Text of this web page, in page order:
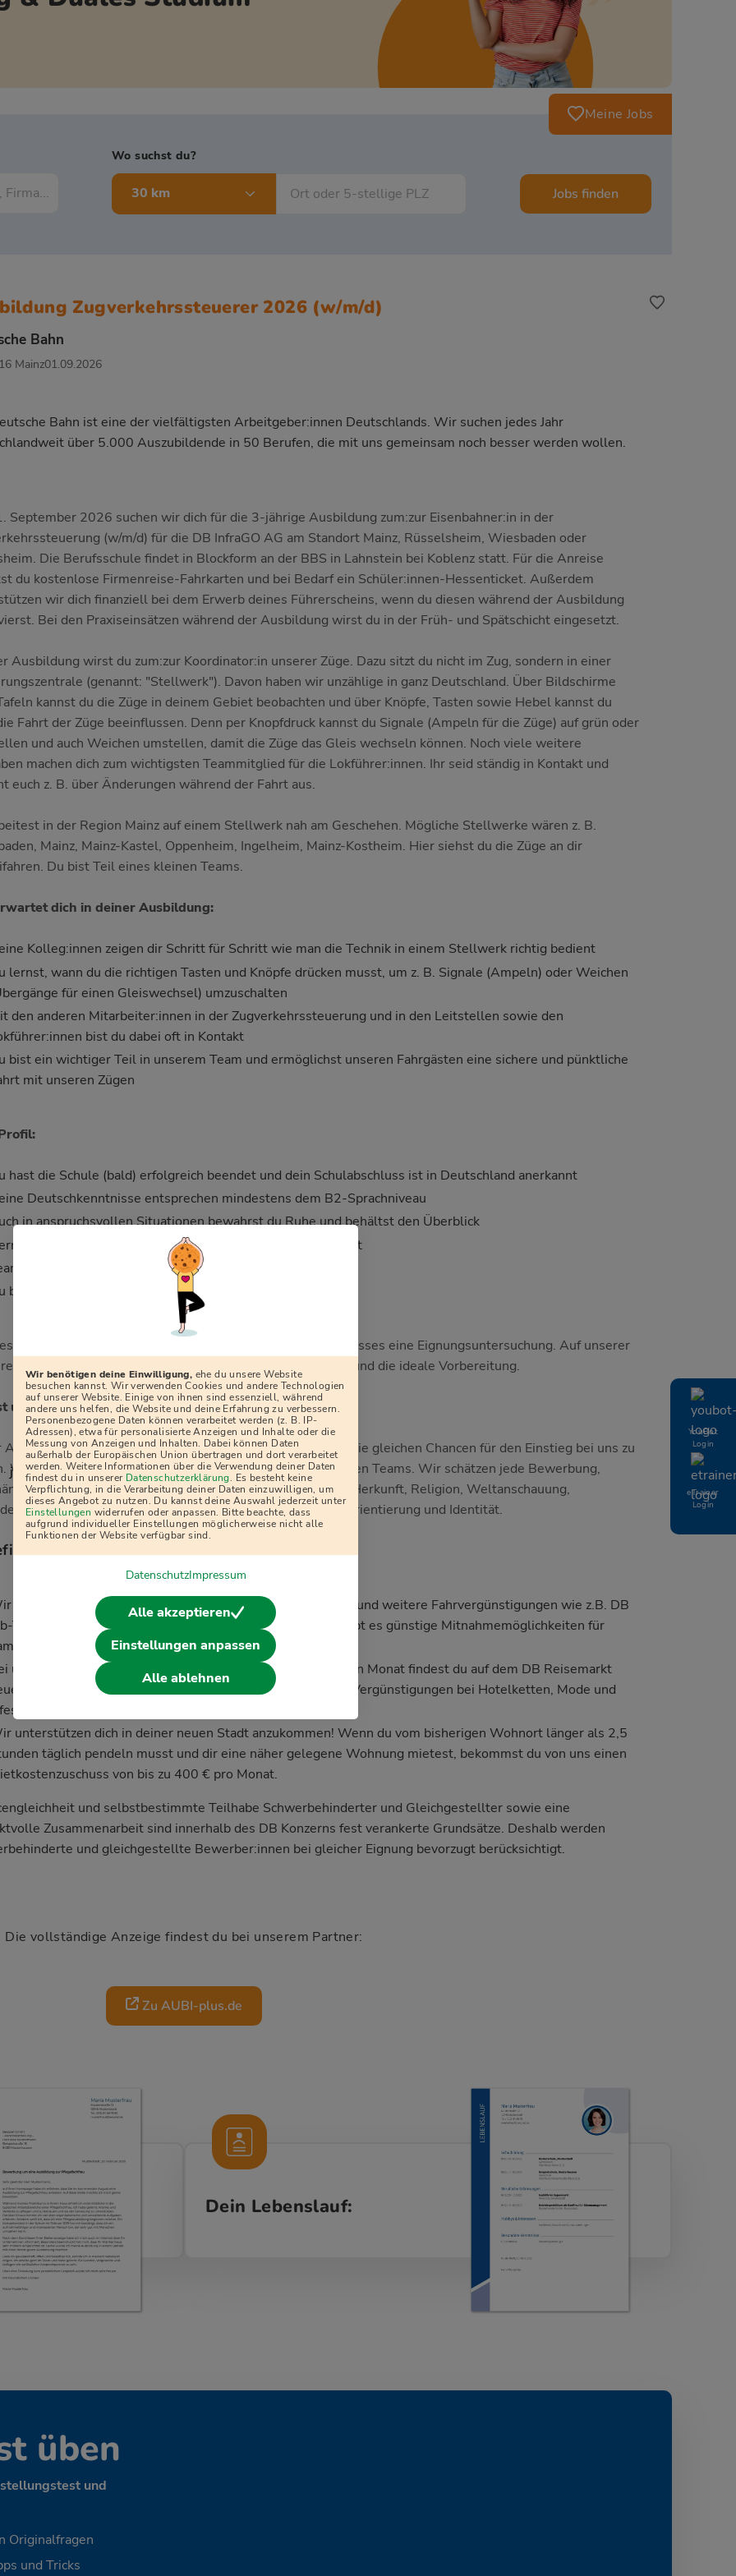
YouBot
Login
eTrainer
Login
Meine Jobs
Wo suchst du?
30 km Jobs finden
Zugverkehrssteuerer 2026 (w/m/d)
Bahn
Mainz01.09.2026
Bahn ist eine der vielfältigsten Arbeitgeber:innen Deutschlands. Wir suchen jedes Jahr
über 5.000 Auszubildende in 50 Berufen, die mit uns gemeinsam noch besser werden wollen.
September 2026 suchen wir dich für die 3-jährige Ausbildung zum:zur Eisenbahner:in in der
(w/m/d) für die DB InfraGO AG am Standort Mainz, Rüsselsheim, Wiesbaden oder
Die Berufsschule findet in Blockform an der BBS in Lahnstein bei Koblenz statt. Für die Anreise
du kostenlose Firmenreise-Fahrkarten und bei Bedarf ein Schüler:innen-Hessenticket. Außerdem
wir dich finanziell bei dem Erwerb deines Führerscheins, wenn du diesen während der Ausbildung
Bei den Praxiseinsätzen während der Ausbildung wirst du in der Früh- und Spätschicht eingesetzt.
Ausbildung wirst du zum:zur Koordinator:in unserer Züge. Dazu sitzt du nicht im Zug, sondern in einer
(genannt: "Stellwerk"). Davon haben wir unzählige in ganz Deutschland. Über Bildschirme
kannst du die Züge in deinem Gebiet beobachten und über Knöpfe, Tasten sowie Hebel kannst du
Fahrt der Züge beeinflussen. Denn per Knopfdruck kannst du Signale (Ampeln für die Züge) auf grün oder
und auch Weichen umstellen, damit die Züge das Gleis wechseln können. Noch viele weitere
machen dich zum wichtigsten Teammitglied für die Lokführer:innen. Ihr seid ständig in Kontakt und
euch z. B. über Änderungen während der Fahrt aus.
in der Region Mainz auf einem Stellwerk nah am Geschehen. Mögliche Stellwerke wären z. B.
Mainz, Mainz-Kastel, Oppenheim, Ingelheim, Mainz-Kostheim. Hier siehst du die Züge an dir
Du bist Teil eines kleinen Teams.
dich in deiner Ausbildung:
Kolleg:innen zeigen dir Schritt für Schritt wie man die Technik in einem Stellwerk richtig bedient
lernst, wann du die richtigen Tasten und Knöpfe drücken musst, um z. B. Signale (Ampeln) oder Weichen
für einen Gleiswechsel) umzuschalten
den anderen Mitarbeiter:innen in der Zugverkehrssteuerung und in den Leitstellen sowie den
bist du dabei oft in Kontakt
bist ein wichtiger Teil in unserem Team und ermöglichst unseren Fahrgästen eine sichere und pünktliche
mit unseren Zügen
hast die Schule (bald) erfolgreich beendet und dein Schulabschluss ist in Deutschland anerkannt
Deutschkenntnisse entsprechen mindestens dem B2-Sprachniveau
in anspruchsvollen Situationen bewahrst du Ruhe und behältst den Überblick
übernimmst du Verantwortung und arbeitest konzentriert
und Zuverlässigkeit zeichnen dich aus
bist bereit, in Schichten zu arbeiten
Ausbildung erwartet dich im Rahmen des Auswahlprozesses eine Eignungsuntersuchung. Auf unserer
erfährst du alles über die Hintergründe, den Ablauf und die ideale Vorbereitung.
uns wichtig:
Anspruch ist es, allen Kandidat:innen bei gleicher Eignung die gleichen Chancen für den Einstieg bei uns zu
Wir fördern aktiv die Vielfalt und das Miteinander in unseren Teams. Wir schätzen jede Bewerbung,
von Geschlecht, Nationalität, ethnischer und sozialer Herkunft, Religion, Weltanschauung,
Alter, Dauer der Arbeitslosigkeit sowie sexueller Orientierung und Identität.
bieten dir 16 Freifahrten innerhalb Deutschlands pro Jahr und weitere Fahrvergünstigungen wie z.B. DB
Ticket für deinen täglichen Arbeitsweg. Darüber hinaus gibt es günstige Mitnahmemöglichkeiten für
und Freunde.
uns können alle DB Mitarbeitenden günstig shoppen. Jeden Monat findest du auf dem DB Reisemarkt
Angebote, wie z.B. Mobilfunkverträge, Versicherungen, Vergünstigungen bei Hotelketten, Mode und
unterstützen dich in deiner neuen Stadt anzukommen! Wenn du vom bisherigen Wohnort länger als 2,5
täglich pendeln musst und dir eine näher gelegene Wohnung mietest, bekommst du von uns einen
von bis zu 400 € pro Monat.
und selbstbestimmte Teilhabe Schwerbehinderter und Gleichgestellter sowie eine
Zusammenarbeit sind innerhalb des DB Konzerns fest verankerte Grundsätze. Deshalb werden
und gleichgestellte Bewerber:innen bei gleicher Eignung bevorzugt berücksichtigt.
Die vollständige Anzeige findest du bei unserem Partner:
Zu AUBI-plus.de
Dein Lebenslauf:
üben
und
Originalfragen
und Tricks
j
Wir benötigen deine Einwilligung, ehe du unsere Website
besuchen kannst. Wir verwenden Cookies und andere Technologien
auf unserer Website. Einige von ihnen sind essenziell, während
andere uns helfen, die Website und deine Erfahrung zu verbessern.
Personenbezogene Daten können verarbeitet werden (z. B. IP-
Adressen), etwa für personalisierte Anzeigen und Inhalte oder die
Messung von Anzeigen und Inhalten. Dabei können Daten
außerhalb der Europäischen Union übertragen und dort verarbeitet
werden. Weitere Informationen über die Verwendung deiner Daten
findest du in unserer Datenschutzerklärung. Es besteht keine
Verpflichtung, in die Verarbeitung deiner Daten einzuwilligen, um
dieses Angebot zu nutzen. Du kannst deine Auswahl jederzeit unter
Einstellungen widerrufen oder anpassen. Bitte beachte, dass
aufgrund individueller Einstellungen möglicherweise nicht alle
Funktionen der Website verfügbar sind.
DatenschutzImpressum
Alle akzeptieren
Einstellungen anpassen
Alle ablehnen